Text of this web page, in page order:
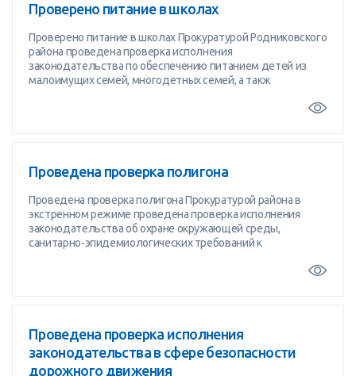
Проверено питание в школах
Проверено питание в школах Прокуратурой Родниковского
района проведена проверка исполнения
законодательства по обеспечению питанием детей из
малоимущих семей, многодетных семей, а такж
Проведена проверка полигона
Проведена проверка полигона Прокуратурой района в
экстренном режиме проведена проверка исполнения
законодательства об охране окружающей среды,
санитарно-эпидемиологических требований к
Проведена проверка исполнения
законодательства в сфере безопасности
дорожного движения